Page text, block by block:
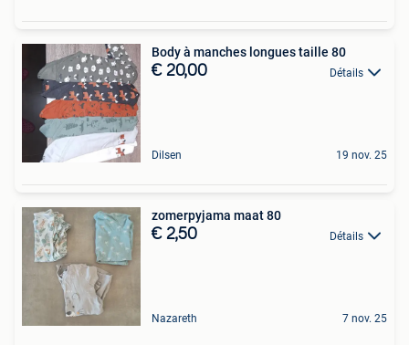
Body à manches longues taille 80
€ 20,00 Détails
Dilsen 19 nov. 25
zomerpyjama maat 80
€ 2,50 Détails
Nazareth 7 nov. 25